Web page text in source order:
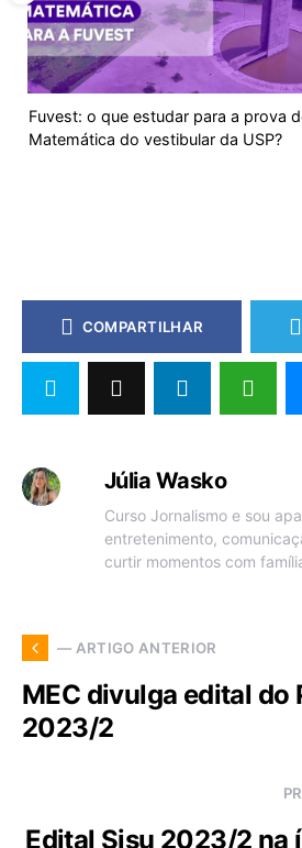
Fuvest: o que estudar para a prova
Matemática do vestibular da USP?
COMPARTILHAR
Júlia Wasko
Curso Jornalismo e sou
entretenimento,
curtir momentos com
— ARTIGO ANTERIOR
MEC divulga edital do
2023/2
Edital Sisu 2023/2 na